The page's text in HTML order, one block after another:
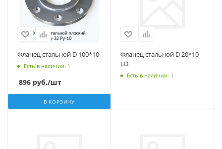
Фланец стальной D 100*10
Есть в наличии: 1
896 руб./шт
В КОРЗИНУ
Фланец стальной D 20*10
LD
Есть в наличии: 1